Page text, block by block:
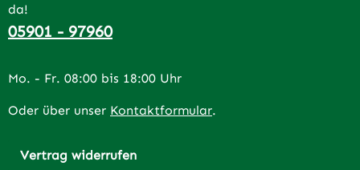
da!
05901 - 97960
Mo. - Fr. 08:00 bis 18:00 Uhr
Oder über unser Kontaktformular.
Vertrag widerrufen